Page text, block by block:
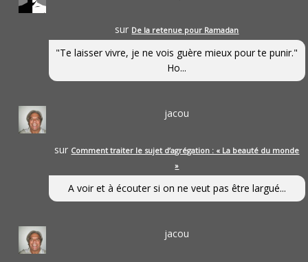
sur De la retenue pour Ramadan
"Te laisser vivre, je ne vois guère mieux pour te punir."
Ho...
jacou
sur Comment traiter le sujet d’agrégation : « La beauté du monde
»
A voir et à écouter si on ne veut pas être largué...
jacou